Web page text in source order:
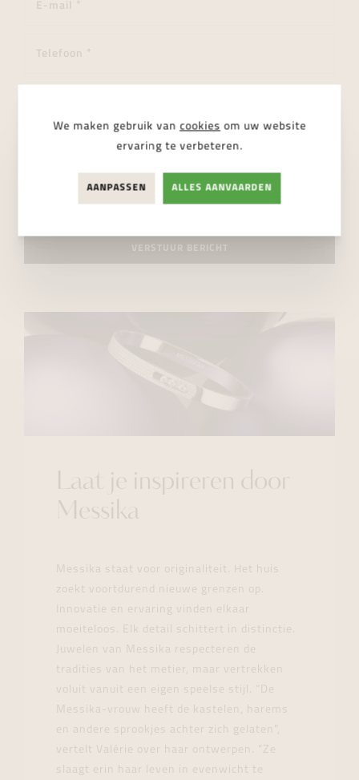
VERSTUUR BERICHT
Laat je inspireren door
Messika
Messika staat voor originaliteit. Het huis
zoekt voortdurend nieuwe grenzen op.
Innovatie en ervaring vinden elkaar
moeiteloos. Elk detail schittert in distinctie.
Juwelen van Messika respecteren de
tradities van het metier, maar vertrekken
voluit vanuit een eigen speelse stijl. “De
Messika-vrouw heeft de kastelen, harems
en andere sprookjes achter zich gelaten”,
vertelt Valérie over haar ontwerpen. “Ze
slaagt erin haar leven in evenwicht te
We maken gebruik van cookies om uw website
ervaring te verbeteren.
AANPASSEN ALLES AANVAARDEN